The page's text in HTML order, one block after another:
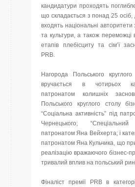
кандидатури проходять
що складається з понад 25 осіб,
входять національні авторитети
та культури, а також переможці
етапів плебісциту та сім’ї
PRB.
Нагорода Польського
вручається в чотирьох
патронатом колишніх
Польського круглого столу
“Соціальна активність” під
Чернецького;
патронатом Яна Вейхерта; і
патронатом Яна Кульчика, що
реалізацію вражаючого бізнес-
тривалий вплив на польський
Фіналіст премії PRB в